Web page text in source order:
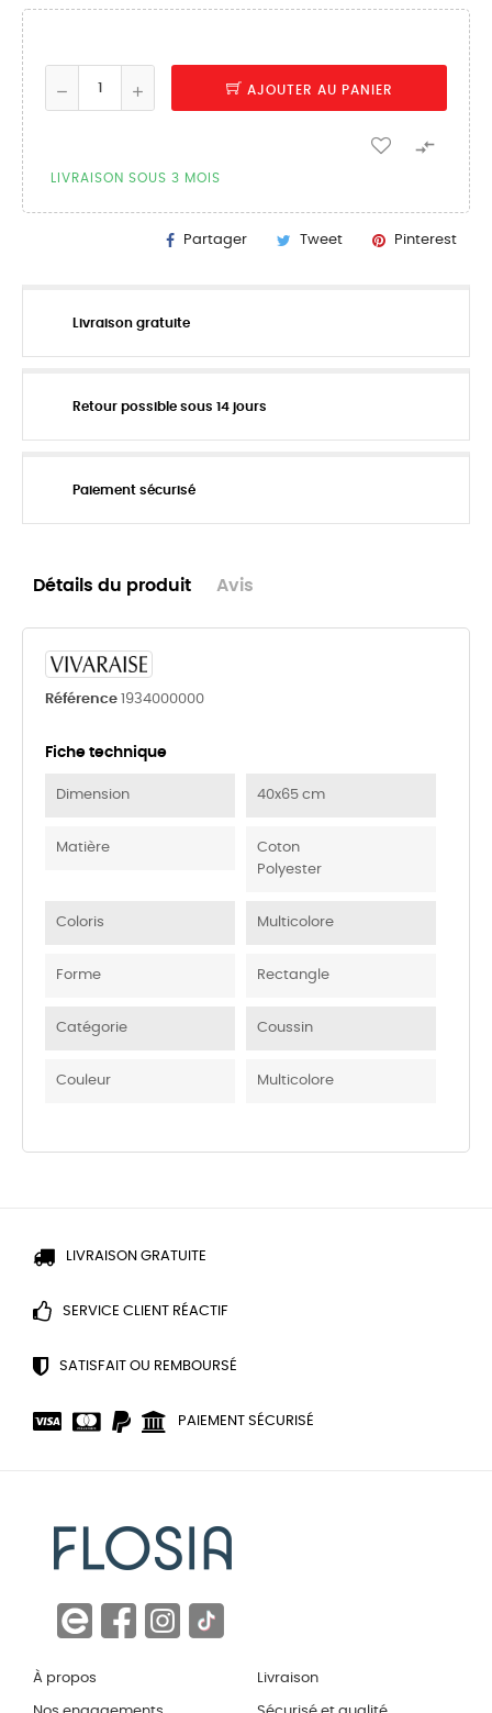
AJOUTER AU PANIER

LIVRAISON SOUS 3 MOIS
Partager Tweet Pinterest
Livraison gratuite
Retour possible sous 14 jours
Paiement sécurisé
Détails du produit Avis
Référence 1934000000
Fiche technique
Dimension 40x65 cm
Matière
Coton
Polyester
Coloris Multicolore
Forme Rectangle
Catégorie Coussin
Couleur Multicolore
LIVRAISON GRATUITE
SERVICE CLIENT RÉACTIF
SATISFAIT OU REMBOURSÉ
PAIEMENT SÉCURISÉ
À propos Livraison